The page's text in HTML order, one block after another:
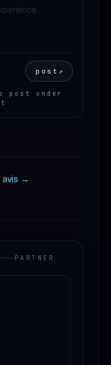
post ↗
post under
avis →
PARTNER